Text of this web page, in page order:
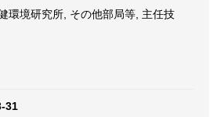
環境研究所, その他部局等, 主任技
31